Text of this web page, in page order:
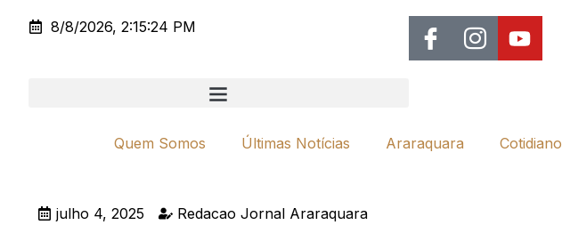
8/8/2026, 2:15:24 PM
Quem Somos Últimas Notícias Araraquara Cotidiano
julho 4, 2025
Redacao Jornal Araraquara